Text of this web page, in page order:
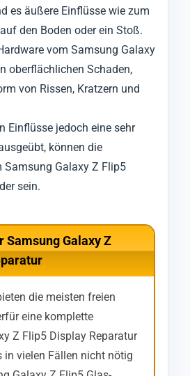
es äußere Einflüsse wie zum
den Boden oder ein Stoß.
vom Samsung Galaxy
oberflächlichen Schaden,
von Rissen, Kratzern und
Einflüsse jedoch eine sehr
können die
Samsung Galaxy Z Flip5
sein.
Samsung Galaxy Z
die meisten freien
eine komplette
Z Flip5 Display Reparatur
in vielen Fällen nicht nötig